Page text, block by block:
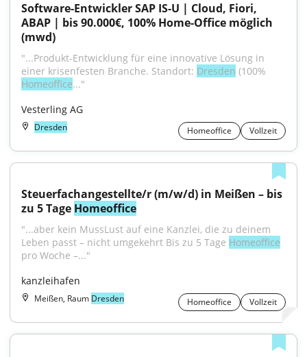
Software-Entwickler SAP IS-U | Cloud, Fiori,
ABAP | bis 90.000€, 100% Home-Office möglich
(mwd)
"...Produkt-Entwicklung für eine innovative Lösung in
einer krisenfesten Branche. Standort: Dresden
Homeoffice..."
Vesterling AG
Dresden Homeoffice Vollzeit
Steuerfachangestellte/r (m/w/d) in Meißen – bis
zu 5 Tage Homeoffice
"...aber kein MussLust auf eine Kanzlei, die zu deinem
Leben passt – nicht umgekehrt Bis zu 5 Tage Homeoffice
pro Woche –..."
kanzleihafen
Meißen, Raum Dresden Homeoffice Vollzeit